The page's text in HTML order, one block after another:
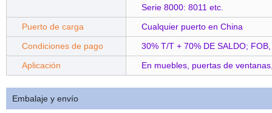
Serie 8000: 8011 etc.
Puerto de carga
Cualquier puerto en China
Condiciones de pago
30% T/T + 70% DE SALDO;
Aplicación
En muebles, puertas de
Embalaje y envío